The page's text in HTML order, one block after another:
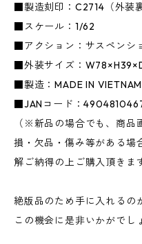
■製造刻印：C2714（外装
■スケール：1/62
■アクション：サスペンシ
■外装サイズ：
■製造：MADE IN VIETNAM
■JANコード：
（※新品の場合でも、商品
損・欠品・傷み等がある場
解ご納得の上ご購入頂きま
絶版品のため手に入れるの
この機会に是非いかがでし